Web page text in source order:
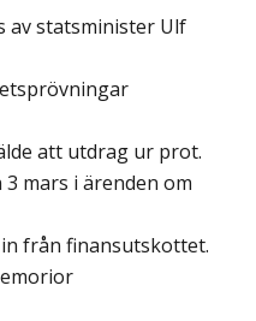
av statsminister Ulf
att utdrag ur prot.
mars i ärenden om
från finansutskottet.